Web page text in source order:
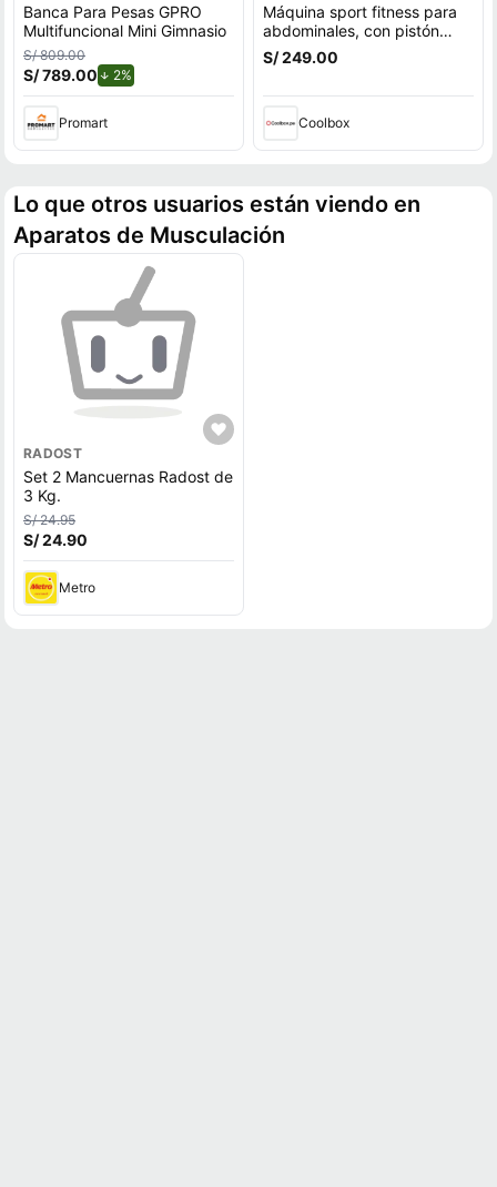
Banca Para Pesas GPRO
Multifuncional Mini Gimnasio
S/ 809.00
S/ 789.00 2%
Promart
Máquina sport fitness para
abdominales, con pistón
graduable 12 niveles,
contador digital portátil,
S/ 249.00
Coolbox
Lo que otros usuarios están viendo en
Aparatos de Musculación
RADOST
Set 2 Mancuernas Radost de
3 Kg.
S/ 24.95
S/ 24.90
Metro